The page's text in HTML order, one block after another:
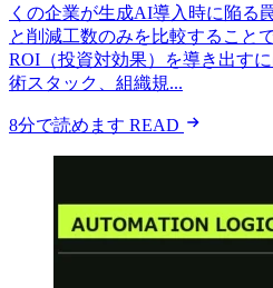
くの企業が生成AI導入時に陥る
と削減工数のみを比較すること
ROI（投資対効果）を導き出す
術スタック、組織規...
8分で読めます READ